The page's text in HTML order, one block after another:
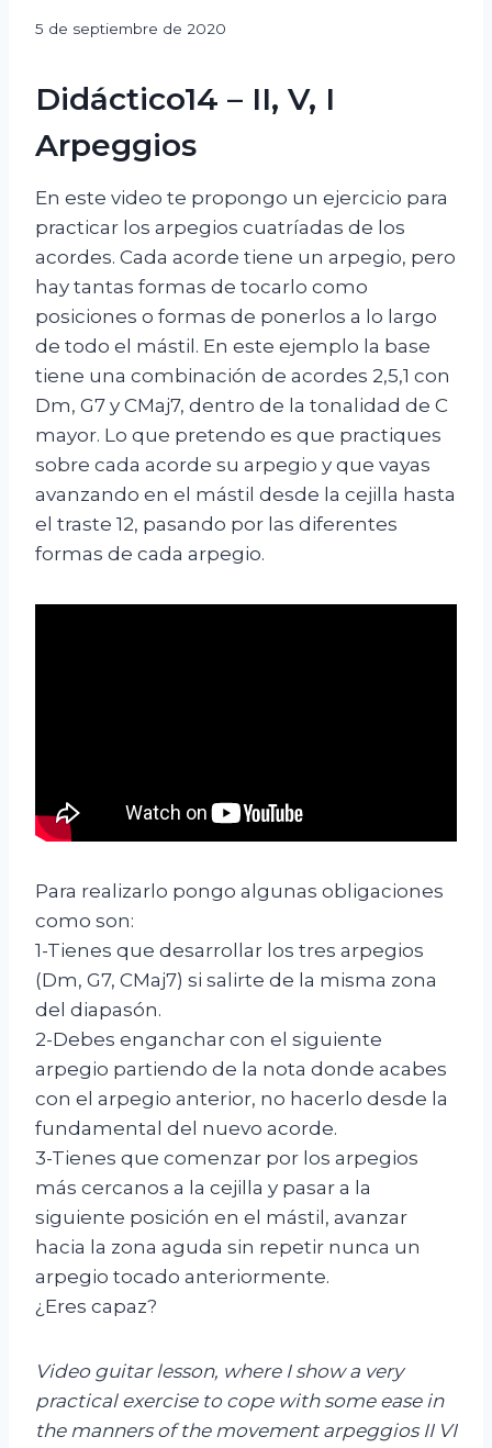
Por
5 de septiembre de 2020
Didáctico14 – II, V, I
Arpeggios
En este video te propongo un ejercicio para
practicar los arpegios cuatríadas de los
acordes. Cada acorde tiene un arpegio, pero
hay tantas formas de tocarlo como
posiciones o formas de ponerlos a lo largo
de todo el mástil. En este ejemplo la base
tiene una combinación de acordes 2,5,1 con
Dm, G7 y CMaj7, dentro de la tonalidad de C
mayor. Lo que pretendo es que practiques
sobre cada acorde su arpegio y que vayas
avanzando en el mástil desde la cejilla hasta
el traste 12, pasando por las diferentes
formas de cada arpegio.
Para realizarlo pongo algunas obligaciones
como son:
1-Tienes que desarrollar los tres arpegios
(Dm, G7, CMaj7) si salirte de la misma zona
del diapasón.
2-Debes enganchar con el siguiente
arpegio partiendo de la nota donde acabes
con el arpegio anterior, no hacerlo desde la
fundamental del nuevo acorde.
3-Tienes que comenzar por los arpegios
más cercanos a la cejilla y pasar a la
siguiente posición en el mástil, avanzar
hacia la zona aguda sin repetir nunca un
arpegio tocado anteriormente.
¿Eres capaz?
Video guitar lesson, where I show a very
practical exercise to cope with some ease in
the manners of the movement arpeggios II VI